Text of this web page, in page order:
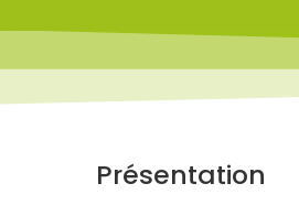
Présentation